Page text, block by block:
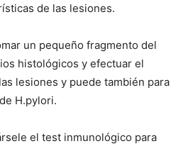
de las lesiones.
un pequeño fragmento del
histológicos y efectuar el
lesiones y puede también para
H.pylori.
el test inmunológico para